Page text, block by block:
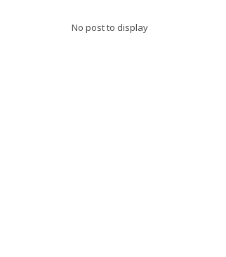
No post to display